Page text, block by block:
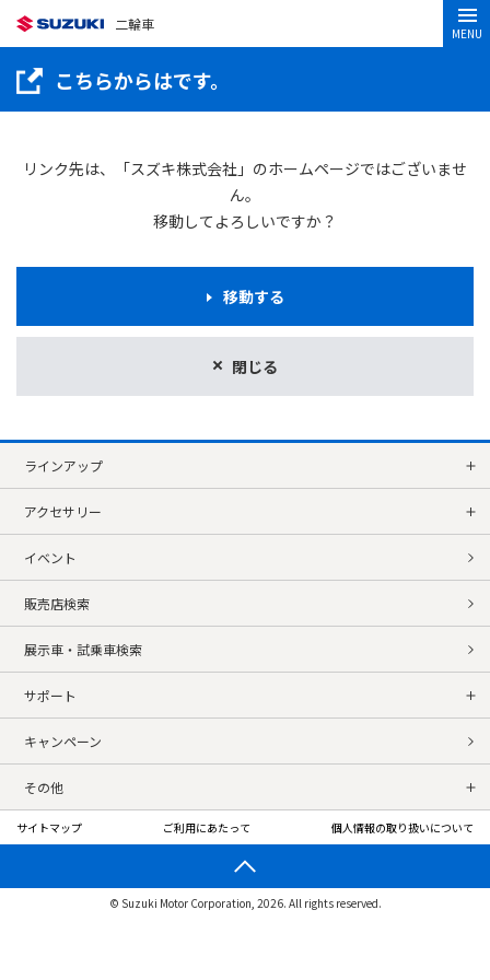
二輪車
MENU
こちらからはです。
リンク先は、「スズキ株式会社」のホームページではございませ
ん。
移動してよろしいですか？
閉じる
移動する
ラインアップ
アクセサリー
イベント
販売店検索
展示車・試乗車検索
サポート
キャンペーン
その他
サイトマップ ご利用にあたって 個人情報の取り扱いについて
© Suzuki Motor Corporation, 2026. All rights reserved.